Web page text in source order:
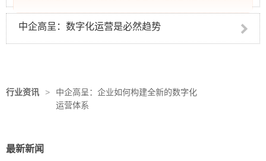
中企高呈：数字化运营是必然趋势
行业资讯 >
中企高呈：企业如何构建全新的数字化
运营体系
最新新闻